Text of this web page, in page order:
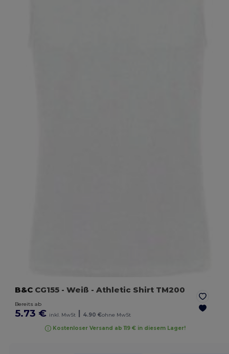
B&C CG155 - Weiß - Athletic Shirt TM200
Bereits ab
5.73 € inkl. MwSt | 4.90 €ohne MwSt
Kostenloser Versand ab 119 € in diesem Lager!